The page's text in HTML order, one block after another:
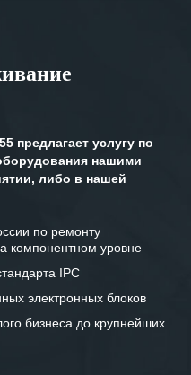
отметить высокую
в самых сложных
сложившиеся
партнерские
искренне желаем
компании «555» долгих
процветания.
предлагает услугу по
нашими
либо в нашей
по ремонту
компонентном уровне
IPC
электронных блоков
бизнеса до крупнейших